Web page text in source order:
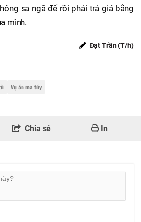
sa ngã để rồi phải trả giá bằng
mình.
Đạt Trần (T/h)
Vụ án ma túy
Chia sẻ In